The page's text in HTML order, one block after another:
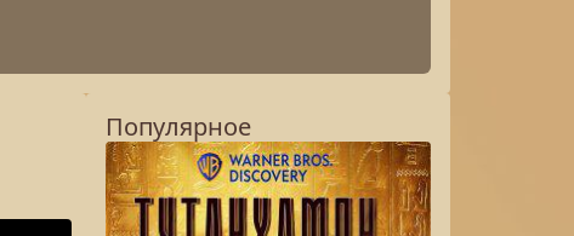
Популярное